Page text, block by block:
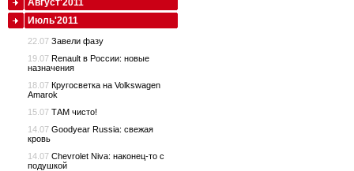
Август'2011
Июль'2011
22.07 Завели фазу
19.07 Renault в России: новые
назначения
18.07 Кругосветка на Volkswagen
Amarok
15.07 ТАМ чисто!
14.07 Goodyear Russia: свежая
кровь
14.07 Chevrolet Niva: наконец-то с
подушкой